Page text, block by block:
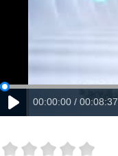
00:00:00 / 00:08:37